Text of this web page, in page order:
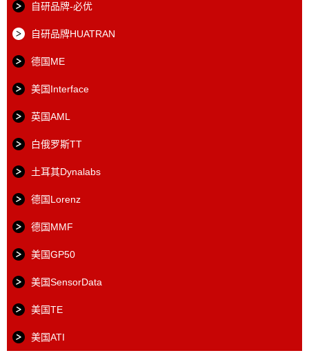
自研品牌-必优
自研品牌HUATRAN
德国ME
美国Interface
英国AML
白俄罗斯TT
土耳其Dynalabs
德国Lorenz
德国MMF
美国GP50
美国SensorData
美国TE
美国ATI